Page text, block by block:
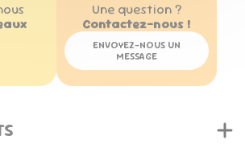
Une question ?
Contactez-nous !
ENVOYEZ-NOUS UN
MESSAGE